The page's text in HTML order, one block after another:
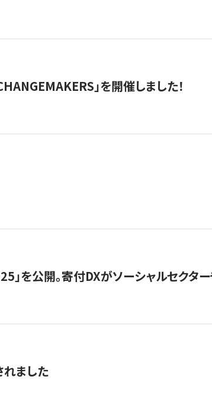
」を開催しました！
」を公開。寄付DXがソーシャルセクタ
ました